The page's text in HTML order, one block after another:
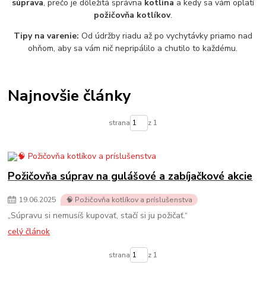
súprava, prečo je dôležitá správna kotlina a kedy sa vám oplatí
požičovňa kotlíkov.
Tipy na varenie: Od údržby riadu až po vychytávky priamo nad
ohňom, aby sa vám nič nepripálilo a chutilo to každému.
Najnovšie články
strana z 1
Požičovňa súprav na gulášové a zabíjačkové akcie
19.06.2025 🧠 Požičovňa kotlíkov a príslušenstva
„Súpravu si nemusíš kupovať, stačí si ju požičať.“
celý článok
strana z 1